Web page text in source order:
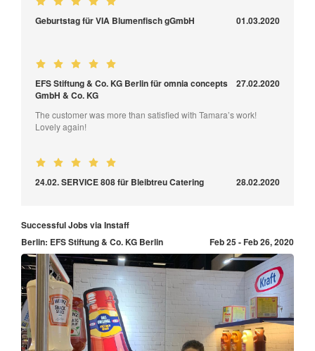
Geburtstag für VIA Blumenfisch gGmbH 01.03.2020
EFS Stiftung & Co. KG Berlin für omnia concepts
GmbH & Co. KG
27.02.2020
The customer was more than satisfied with Tamara’s work!
Lovely again!
24.02. SERVICE 808 für Bleibtreu Catering 28.02.2020
Successful Jobs via Instaff
Berlin: EFS Stiftung & Co. KG Berlin
Feb 25 - Feb 26, 2020